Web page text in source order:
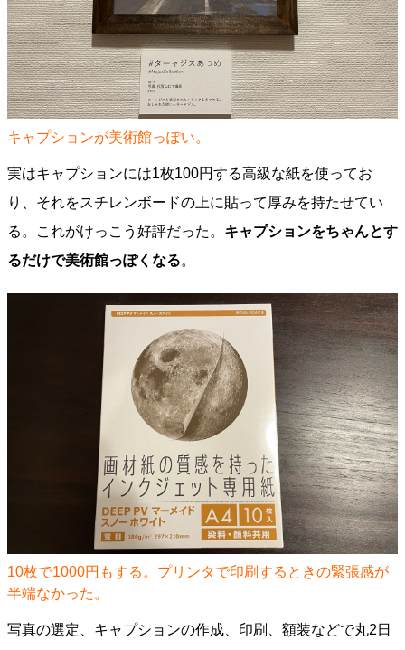
キャプションが美術館っぽい。
実はキャプションには1枚100円する高級な紙を使ってお
り、それをスチレンボードの上に貼って厚みを持たせてい
る。これがけっこう好評だった。 キャプションをちゃんとす
るだけで美術館っぽくなる。
10枚で1000円もする。プリンタで印刷するときの緊張感が
半端なかった。
写真の選定、キャプションの作成、印刷、額装などで丸2日